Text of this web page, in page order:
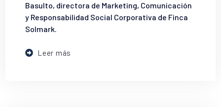
Basulto, directora de Marketing, Comunicación
y Responsabilidad Social Corporativa de Finca
Solmark.
Leer más